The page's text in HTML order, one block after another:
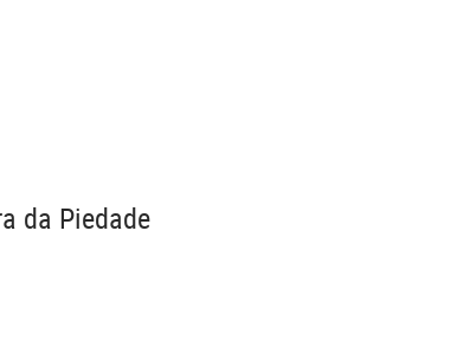
da Piedade